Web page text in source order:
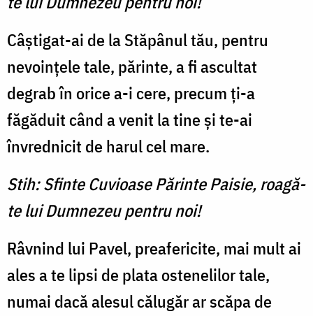
Câştigat-ai de la Stăpânul tău, pentru
nevoinţele tale, părinte, a fi ascultat
degrab în orice a-i cere, precum ţi-a
făgăduit când a venit la tine şi te-ai
învrednicit de harul cel mare.
Stih: Sfinte Cuvioase Părinte Paisie, roagă-
te lui Dumnezeu pentru noi!
Râvnind lui Pavel, preafericite, mai mult ai
ales a te lipsi de plata ostenelilor tale,
numai dacă alesul călugăr ar scăpa de